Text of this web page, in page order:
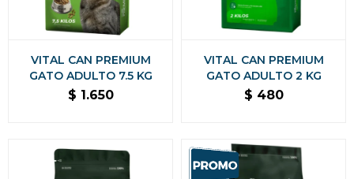
VITAL CAN PREMIUM
GATO ADULTO 7.5 KG
$ 1.650
VITAL CAN PREMIUM
GATO ADULTO 2 KG
$ 480